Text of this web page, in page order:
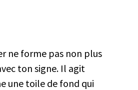
ne forme pas non plus
ton signe. Il agit
une toile de fond qui